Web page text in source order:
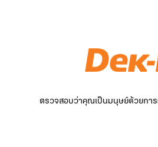
ตรวจสอบว่าคุณเป็นมนุษย์ด้วยการ